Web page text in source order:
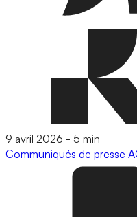
9 avril 2026 - 5 min
Communiqués de presse